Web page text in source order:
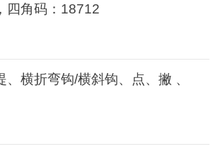
四角码：18712
、横折弯钩/横斜钩、点、撇 、